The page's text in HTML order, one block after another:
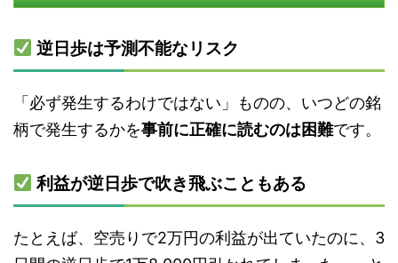
逆日歩は予測不能なリスク
「必ず発生するわけではない」ものの、いつどの銘
柄で発生するかを事前に正確に読むのは困難です。
利益が逆日歩で吹き飛ぶこともある
たとえば、空売りで2万円の利益が出ていたのに、3